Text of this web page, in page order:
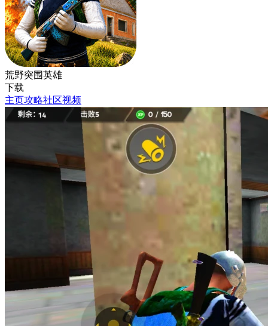
荒野突围英雄
下载
主页攻略社区视频